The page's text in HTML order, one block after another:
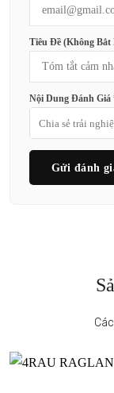
Tiêu Đề (không Bắt
Nội Dung Đánh Giá
Gửi đánh